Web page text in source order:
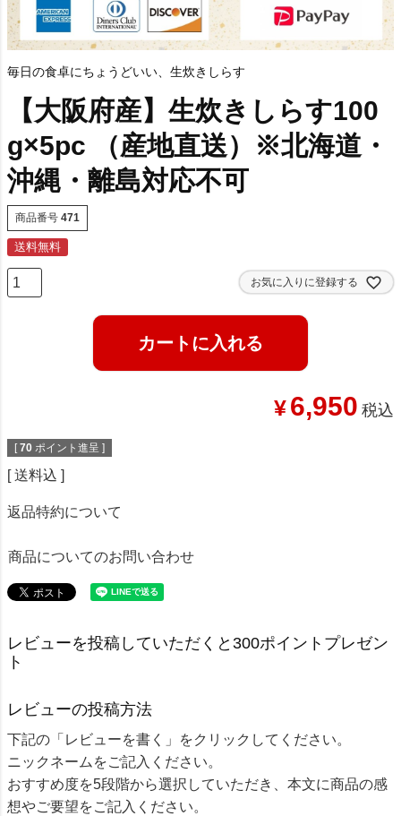
毎日の食卓にちょうどいい、生炊きしらす
【大阪府産】生炊きしらす100
g×5pc （産地直送）※北海道・
沖縄・離島対応不可
商品番号 471
送料無料
お気に入りに登録する
カートに入れる
¥6,950 税込
[ 70 ポイント進呈 ]
送料込
返品特約について
商品についてのお問い合わせ
レビューを投稿していただくと300ポイントプレゼン
ト
レビューの投稿方法
下記の「レビューを書く」をクリックしてください。
ニックネームをご記入ください。
おすすめ度を5段階から選択していただき、本文に商品の感
想やご要望をご記入ください。